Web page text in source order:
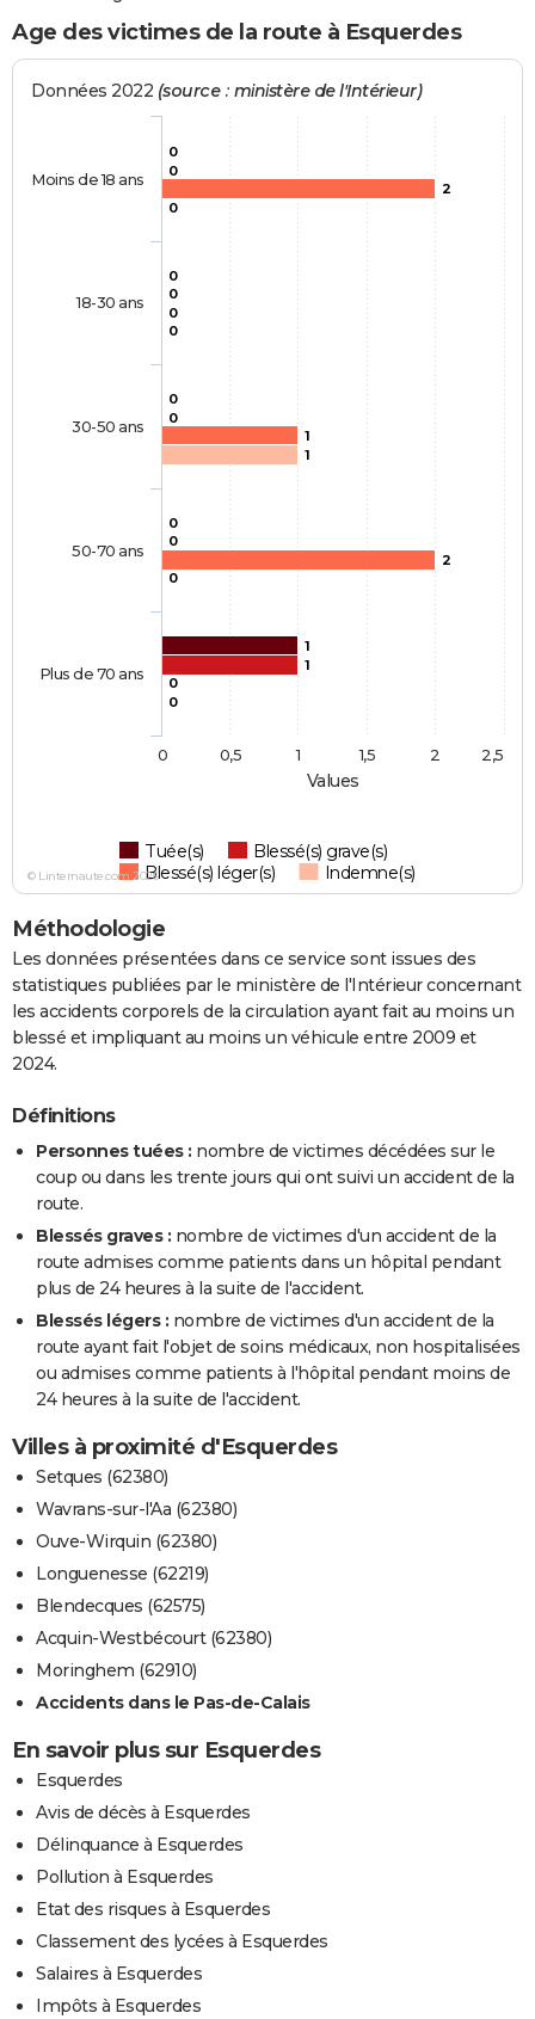
Age des victimes de la route à Esquerdes
Values
Données 2022 (source : ministère de l'Intérieur)
0
0
0
0
1
0
0
0
0
1
2
0
1
2
0
0
0
1
0
0
Tuée(s)
Blessé(s) grave(s)
Blessé(s) léger(s)
Indemne(s)
Moins de 18 ans
18-30 ans
30-50 ans
50-70 ans
Plus de 70 ans
0 0,5 1 1,5 2 2,5
© Linternaute.com 2026
Méthodologie
Les données présentées dans ce service sont issues des
statistiques publiées par le ministère de l'Intérieur concernant
les accidents corporels de la circulation ayant fait au moins un
blessé et impliquant au moins un véhicule entre 2009 et
2024.
Définitions
Personnes tuées : nombre de victimes décédées sur le
coup ou dans les trente jours qui ont suivi un accident de la
route.
Blessés graves : nombre de victimes d'un accident de la
route admises comme patients dans un hôpital pendant
plus de 24 heures à la suite de l'accident.
Blessés légers : nombre de victimes d'un accident de la
route ayant fait l'objet de soins médicaux, non hospitalisées
ou admises comme patients à l'hôpital pendant moins de
24 heures à la suite de l'accident.
Villes à proximité d'Esquerdes
Setques (62380)
Wavrans-sur-l'Aa (62380)
Ouve-Wirquin (62380)
Longuenesse (62219)
Blendecques (62575)
Acquin-Westbécourt (62380)
Moringhem (62910)
Accidents dans le Pas-de-Calais
En savoir plus sur Esquerdes
Esquerdes
Avis de décès à Esquerdes
Délinquance à Esquerdes
Pollution à Esquerdes
Etat des risques à Esquerdes
Classement des lycées à Esquerdes
Salaires à Esquerdes
Impôts à Esquerdes